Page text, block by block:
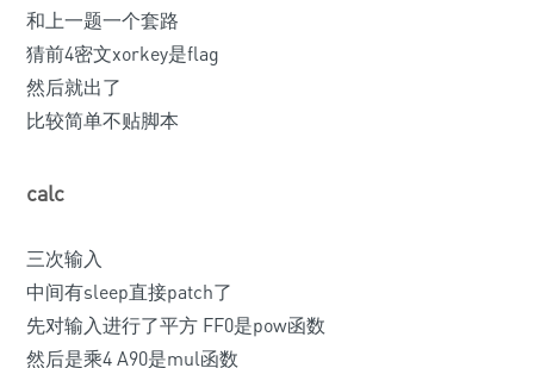
和上一题一个套路
猜前4密文xorkey是flag
然后就出了
比较简单不贴脚本
calc
三次输入
中间有sleep直接patch了
先对输入进行了平方 FF0是pow函数
然后是乘4 A90是mul函数